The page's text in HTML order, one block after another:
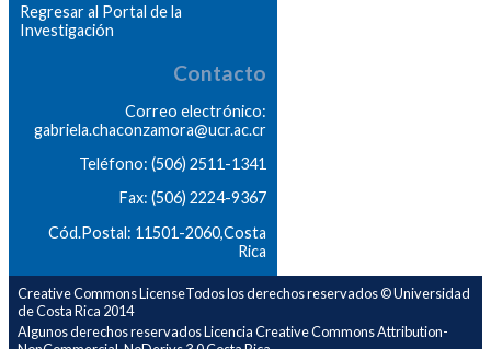
Regresar al Portal de la
Investigación
Contacto
Correo electrónico:
gabriela.chaconzamora@ucr.ac.cr
Teléfono: (506) 2511-1341
Fax: (506) 2224-9367
Cód.Postal: 11501-2060,Costa
Rica
Creative Commons LicenseTodos los derechos reservados © Universidad
de Costa Rica 2014
Algunos derechos reservados Licencia Creative Commons Attribution-